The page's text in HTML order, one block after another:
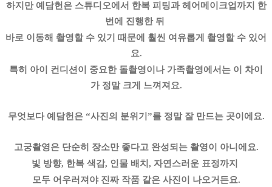
하지만 예담헌은 스튜디오에서 한복 피팅과 헤어메이크업까지 한
번에 진행한 뒤
바로 이동해 촬영할 수 있기 때문에 훨씬 여유롭게 촬영할 수 있어
요.
특히 아이 컨디션이 중요한 돌촬영이나 가족촬영에서는 이 차이
가 정말 크게 느껴져요.
무엇보다 예담헌은 “사진의 분위기”를 정말 잘 만드는 곳이에요.
고궁촬영은 단순히 장소만 좋다고 완성되는 촬영이 아니에요.
빛 방향, 한복 색감, 인물 배치, 자연스러운 표정까지
모두 어우러져야 진짜 작품 같은 사진이 나오거든요.